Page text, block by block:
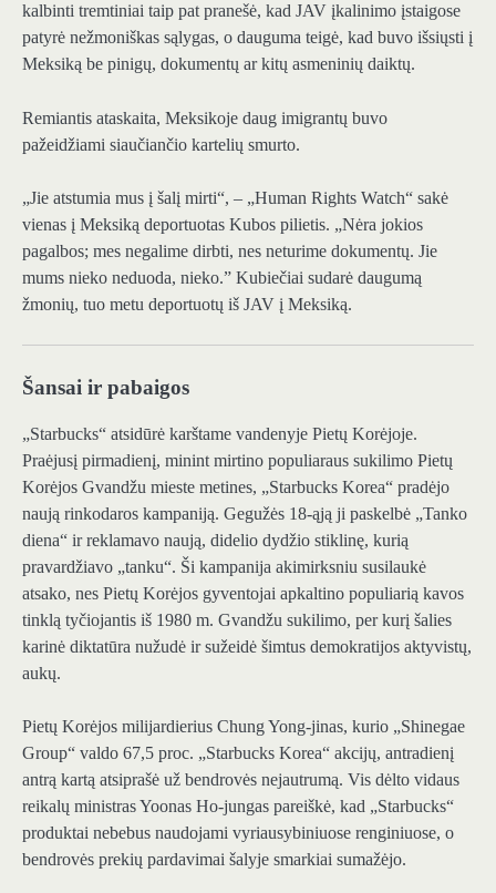
kalbinti tremtiniai taip pat pranešė, kad JAV įkalinimo įstaigose
patyrė nežmoniškas sąlygas, o dauguma teigė, kad buvo išsiųsti į
Meksiką be pinigų, dokumentų ar kitų asmeninių daiktų.
Remiantis ataskaita, Meksikoje daug imigrantų buvo
pažeidžiami siaučiančio kartelių smurto.
„Jie atstumia mus į šalį mirti“, – „Human Rights Watch“ sakė
vienas į Meksiką deportuotas Kubos pilietis. „Nėra jokios
pagalbos; mes negalime dirbti, nes neturime dokumentų. Jie
mums nieko neduoda, nieko.” Kubiečiai sudarė daugumą
žmonių, tuo metu deportuotų iš JAV į Meksiką.
Šansai ir pabaigos
„Starbucks“ atsidūrė karštame vandenyje Pietų Korėjoje.
Praėjusį pirmadienį, minint mirtino populiaraus sukilimo Pietų
Korėjos Gvandžu mieste metines, „Starbucks Korea“ pradėjo
naują rinkodaros kampaniją. Gegužės 18-ąją ji paskelbė „Tanko
diena“ ir reklamavo naują, didelio dydžio stiklinę, kurią
pravardžiavo „tanku“. Ši kampanija akimirksniu susilaukė
atsako, nes Pietų Korėjos gyventojai apkaltino populiarią kavos
tinklą tyčiojantis iš 1980 m. Gvandžu sukilimo, per kurį šalies
karinė diktatūra nužudė ir sužeidė šimtus demokratijos aktyvistų,
aukų.
Pietų Korėjos milijardierius Chung Yong-jinas, kurio „Shinegae
Group“ valdo 67,5 proc. „Starbucks Korea“ akcijų, antradienį
antrą kartą atsiprašė už bendrovės nejautrumą. Vis dėlto vidaus
reikalų ministras Yoonas Ho-jungas pareiškė, kad „Starbucks“
produktai nebebus naudojami vyriausybiniuose renginiuose, o
bendrovės prekių pardavimai šalyje smarkiai sumažėjo.